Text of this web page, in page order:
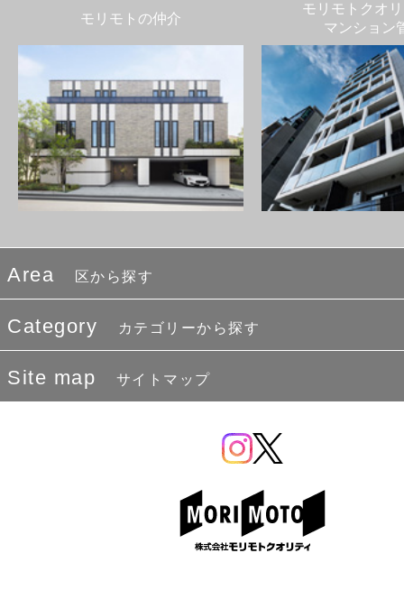
モリモトの仲介
モリモトクオ
マンション
Area 区から探す
Category カテゴリーから探す
Site map サイトマップ